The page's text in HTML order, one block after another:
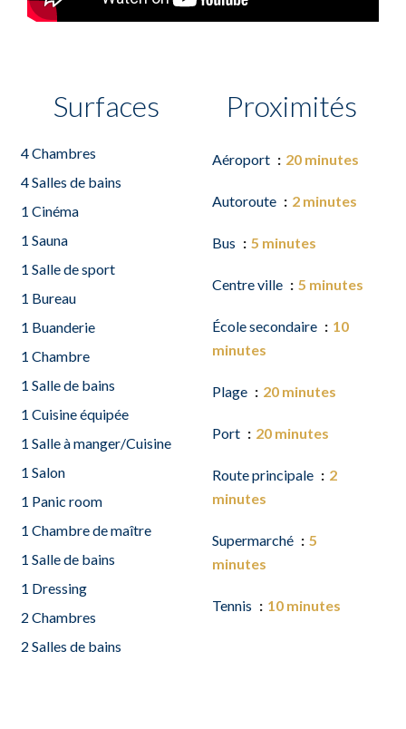
Surfaces
4 Chambres
4 Salles de bains
1 Cinéma
1 Sauna
1 Salle de sport
1 Bureau
1 Buanderie
1 Chambre
1 Salle de bains
1 Cuisine équipée
1 Salle à manger/Cuisine
1 Salon
1 Panic room
1 Chambre de maître
1 Salle de bains
1 Dressing
2 Chambres
2 Salles de bains
Proximités
Aéroport 20 minutes
Autoroute 2 minutes
Bus 5 minutes
Centre ville 5 minutes
École secondaire
10
minutes
Plage 20 minutes
Port 20 minutes
Route principale
2
minutes
Supermarché
5
minutes
Tennis 10 minutes